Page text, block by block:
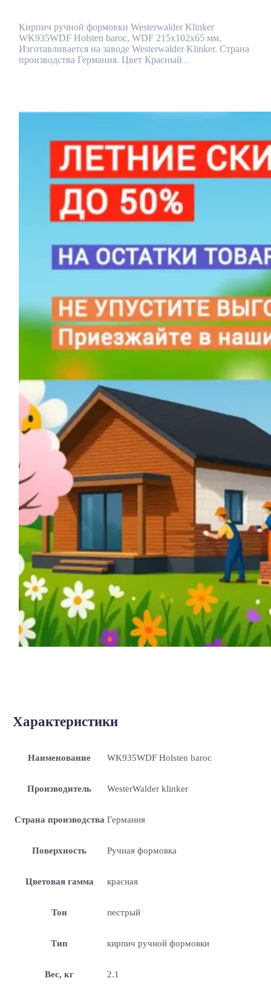
WK935WDF
Holsten
baroc,
WDF
Кирпич ручной формовки Westerwalder Klinker
WK935WDF Holsten baroc, WDF 215x102x65 мм.
Изготавливается на заводе Westerwalder Klinker. Страна
производства Германия. Цвет Красный .
Характеристики
Наименование WK935WDF Holsten baroc
Производитель WesterWalder klinker
Страна производства Германия
Поверхность Ручная формовка
Цветовая гамма красная
Тон пестрый
Тип кирпич ручной формовки
Вес, кг 2.1